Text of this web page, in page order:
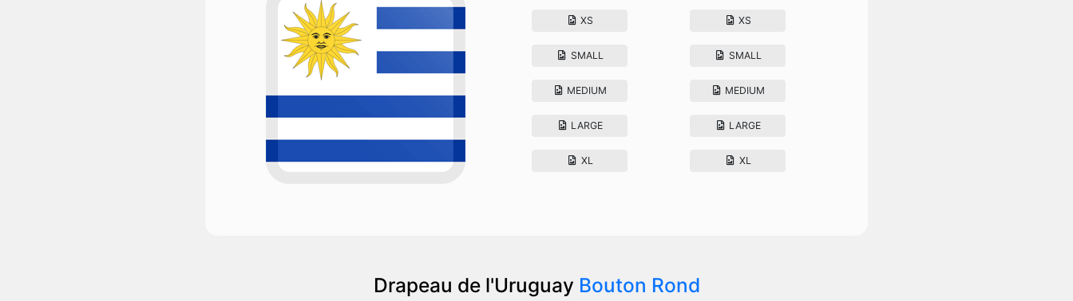
XS
SMALL
MEDIUM
LARGE
XL
XS
SMALL
MEDIUM
LARGE
XL
Drapeau de l'Uruguay Bouton Rond